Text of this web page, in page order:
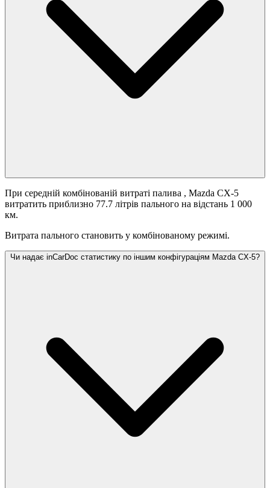
При середній комбінованій витраті палива , Mazda CX-5
витратить приблизно 77.7 літрів пального на відстань 1 000
км.
Витрата пального становить у комбінованому режимі.
Чи надає inCarDoc статистику по іншим конфігураціям Mazda CX-5?